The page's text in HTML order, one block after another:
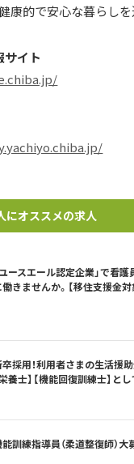
康的で安心な暮らし
サイト
にオススメの求人
ユースエール認定企業」で看
働きませんか。【移住支援金対
採用！利用者さまの生活援助
栄養士】【機能回復訓練士】と
訓練指導員（柔道整復師）大